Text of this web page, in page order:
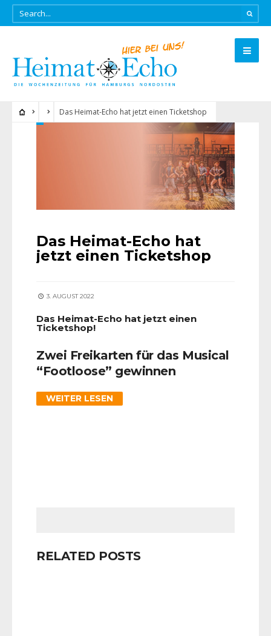
Das Heimat-Echo hat jetzt einen Ticketshop
Das Heimat-Echo hat
jetzt einen Ticketshop
3. AUGUST 2022
Das Heimat-Echo hat jetzt einen
Ticketshop!
Zwei Freikarten für das Musical
“Footloose” gewinnen
WEITER LESEN
RELATED POSTS